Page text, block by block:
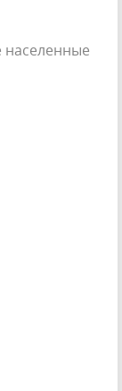
населенные